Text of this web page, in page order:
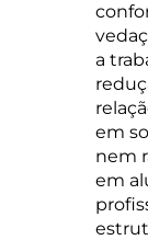
a
em
nem
em